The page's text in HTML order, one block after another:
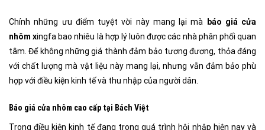
Chính những ưu điểm tuyệt vời này mang lại mà
báo giá cửa
nhôm xingfa bao nhiêu là hợp lý luôn được các nhà phân phối quan
tâm. Để không những giá thành đảm bảo tương đương, thỏa đáng
với chất lượng mà vật liệu này mang lại, nhưng vẫn đảm bảo phù
hợp với điều kiện kinh tế và thu nhập của người dân.
Báo giá cửa nhôm cao cấp tại Bách Việt
Trong điều kiện kinh tế đang trong quá trình hội nhập hiện nay và